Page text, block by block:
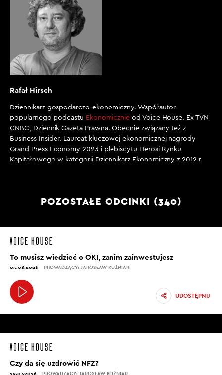
Rafał Hirsch
Dziennikarz gospodarczo-ekonomiczny. Współautor
popularnego podcastu Ekonomicznie od Voice House. Ex TVN
CNBC, Dziennik Gazeta Prawna. Obecnie związany też z
Business Insider. Laureat kluczowej ekonomicznej nagrody
Grand Press Economy 2023 i plebiscytu Herosi Rynku
Kapitałowego w kategorii Dziennikarz Ekonomiczny z 2012 r.
POZOSTAŁE ODCINKI (340)
To musisz wiedzieć o OKI, zanim zainwestujesz
05.08.2026 PROWADZĄCY: JAROSŁAW KUŹNIAR
UDOSTĘPNIJ
Czy da się uzdrowić NFZ?
29.07.2026 PROWADZĄCY: JAROSŁAW KUŹNIAR